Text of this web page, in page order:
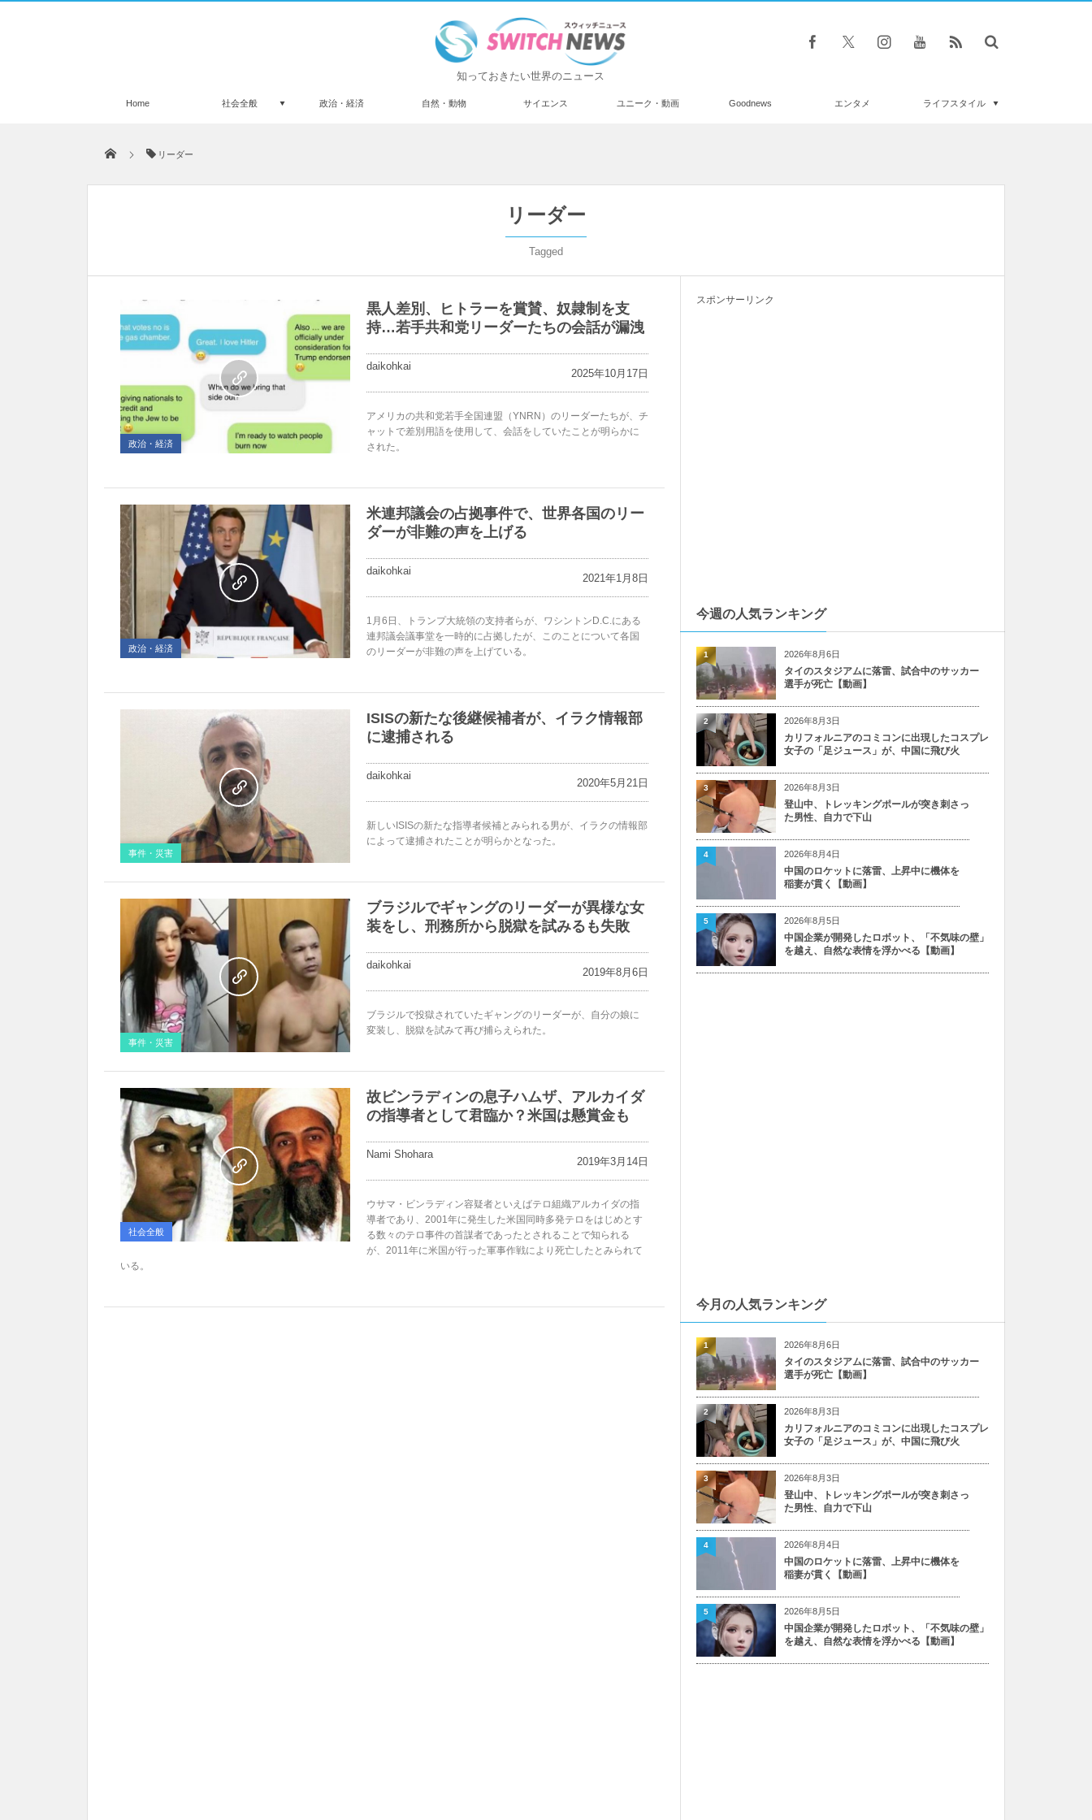
知っておきたい世界のニュース
Home 社会全般 政治・経済 自然・動物 サイエンス ユニーク・動画 Goodnews エンタメ ライフスタイル
リーダー
リーダー
Tagged
政治・経済
黒人差別、ヒトラーを賞賛、奴隷制を支
持…若手共和党リーダーたちの会話が漏洩
daikohkai
2025年10月17日
アメリカの共和党若手全国連盟（YNRN）のリーダーたちが、チ
ャットで差別用語を使用して、会話をしていたことが明らかに
された。
政治・経済
米連邦議会の占拠事件で、世界各国のリー
ダーが非難の声を上げる
daikohkai
2021年1月8日
1月6日、トランプ大統領の支持者らが、ワシントンD.C.にある
連邦議会議事堂を一時的に占拠したが、このことについて各国
のリーダーが非難の声を上げている。
事件・災害
ISISの新たな後継候補者が、イラク情報部
に逮捕される
daikohkai
2020年5月21日
新しいISISの新たな指導者候補とみられる男が、イラクの情報部
によって逮捕されたことが明らかとなった。
事件・災害
ブラジルでギャングのリーダーが異様な女
装をし、刑務所から脱獄を試みるも失敗
daikohkai
2019年8月6日
ブラジルで投獄されていたギャングのリーダーが、自分の娘に
変装し、脱獄を試みて再び捕らえられた。
社会全般
故ビンラディンの息子ハムザ、アルカイダ
の指導者として君臨か？米国は懸賞金も
Nami Shohara
2019年3月14日
ウサマ・ビンラディン容疑者といえばテロ組織アルカイダの指
導者であり、2001年に発生した米国同時多発テロをはじめとす
る数々のテロ事件の首謀者であったとされることで知られる
が、2011年に米国が行った軍事作戦により死亡したとみられて
いる。
スポンサーリンク
今週の人気ランキング
2026年8月6日
タイのスタジアムに落雷、試合中のサッカー
選手が死亡【動画】
1
2026年8月3日
カリフォルニアのコミコンに出現したコスプレ
女子の「足ジュース」が、中国に飛び火
2
2026年8月3日
登山中、トレッキングポールが突き刺さっ
た男性、自力で下山
3
2026年8月4日
中国のロケットに落雷、上昇中に機体を
稲妻が貫く【動画】
4
2026年8月5日
中国企業が開発したロボット、「不気味の壁」
を越え、自然な表情を浮かべる【動画】
5
今月の人気ランキング
2026年8月6日
タイのスタジアムに落雷、試合中のサッカー
選手が死亡【動画】
1
2026年8月3日
カリフォルニアのコミコンに出現したコスプレ
女子の「足ジュース」が、中国に飛び火
2
2026年8月3日
登山中、トレッキングポールが突き刺さっ
た男性、自力で下山
3
2026年8月4日
中国のロケットに落雷、上昇中に機体を
稲妻が貫く【動画】
4
2026年8月5日
中国企業が開発したロボット、「不気味の壁」
を越え、自然な表情を浮かべる【動画】
5